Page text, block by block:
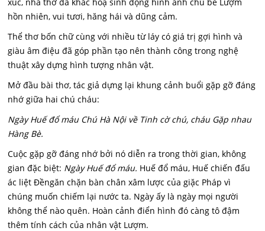
hồn nhiên, vui tươi, hăng hái và dũng cảm.
Thể thơ bốn chữ cùng với nhiều từ láy có giá trị gợi hình và
giàu âm điệu đã góp phần tạo nên thành công trong nghệ
thuật xây dựng hình tượng nhân vật.
Mở đầu bài thơ, tác giả dựng lại khung cảnh buổi gặp gỡ đáng
nhớ giữa hai chú cháu:
Ngày Huế đổ máu Chú Hà Nội về Tinh cờ chú, cháu Gặp nhau
Hàng Bè.
Cuộc gặp gỡ đáng nhớ bởi nó diễn ra trong thời gian, không
gian đặc biệt: Ngày Huế đổ máu. Huế đổ máu, Huế chiến đấu
ác liệt Đềngăn chặn bàn chân xâm lược của giặc Pháp vì
chúng muốn chiếm lại nước ta. Ngày ấy là ngày mọi người
không thể nào quên. Hoàn cảnh điển hình đó càng tô đậm
thêm tính cách của nhân vật Lượm.